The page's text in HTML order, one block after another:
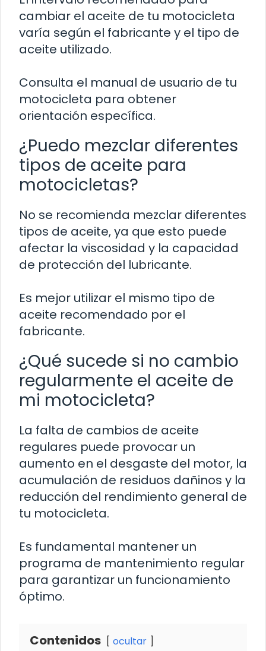
cambiar el aceite de tu motocicleta
varía según el fabricante y el tipo de
aceite utilizado.
Consulta el manual de usuario de tu
motocicleta para obtener
orientación específica.
¿Puedo mezclar diferentes
tipos de aceite para
motocicletas?
No se recomienda mezclar diferentes
tipos de aceite, ya que esto puede
afectar la viscosidad y la capacidad
de protección del lubricante.
Es mejor utilizar el mismo tipo de
aceite recomendado por el
fabricante.
¿Qué sucede si no cambio
regularmente el aceite de
mi motocicleta?
La falta de cambios de aceite
regulares puede provocar un
aumento en el desgaste del motor, la
acumulación de residuos dañinos y la
reducción del rendimiento general de
tu motocicleta.
Es fundamental mantener un
programa de mantenimiento regular
para garantizar un funcionamiento
óptimo.
Contenidos ocultar